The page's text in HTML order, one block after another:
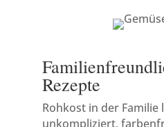
Rezepte
Rohkost in der Familie
unkompliziert,